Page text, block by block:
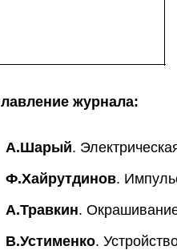
журнала:
А.Шарый.
Ф.Хайрутдинов.
А.Травкин.
В.Устименко.